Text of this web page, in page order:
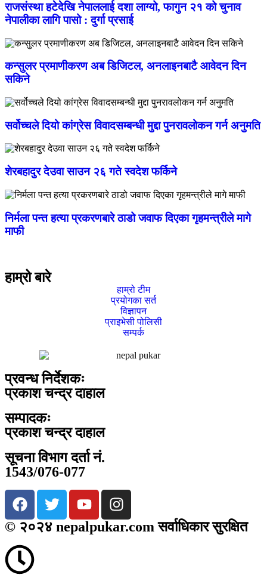
राजसंस्था हटेदेखि नेपाललाई दशा लाग्यो, फागुन २१ को चुनाव
नेपालीका लागि पासो : दुर्गा प्रसाई
कन्सुलर प्रमाणीकरण अब डिजिटल, अनलाइनबाटै आवेदन दिन
सकिने
सर्वोच्चले दियो कांग्रेस विवादसम्बन्धी मुद्दा पुनरावलोकन गर्न अनुमति
शेरबहादुर देउवा साउन २६ गते स्वदेश फर्किने
निर्मला पन्त हत्या प्रकरणबारे ठाडो जवाफ दिएका गृहमन्त्रीले मागे
माफी
हाम्रो बारे
हाम्रो टीम
प्रयोगका सर्त
विज्ञापन
प्राइभेसी पोलिसी
सम्पर्क
प्रवन्ध निर्देशकः
प्रकाश चन्द्र दाहाल
सम्पादकः
प्रकाश चन्द्र दाहाल
सूचना विभाग दर्ता नं.
1543/076-077
© २०२४ nepalpukar.com सर्वाधिकार सुरक्षित